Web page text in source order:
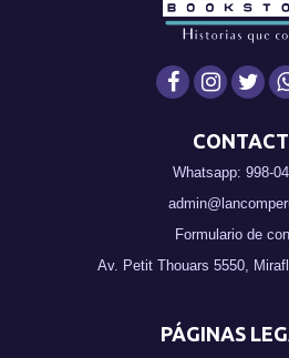
Whatsapp: 998-
Formulario de
Av. Petit Thouars 5550,
PÁGINAS